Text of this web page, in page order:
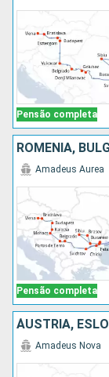
Pensão completa
Pensão completa
Amadeus Aurea
Amadeus Nova